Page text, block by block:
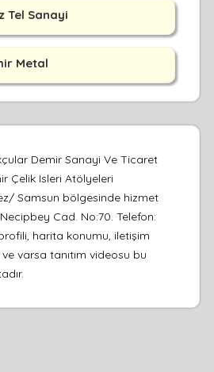
Tel Sanayi
Metal
Demir Sanayi Ve Ticaret
Çelik Isleri Atölyeleri
Samsun bölgesinde hizmet
Cad. No:70. Telefon:
harita konumu, iletişim
varsa tanıtım videosu bu